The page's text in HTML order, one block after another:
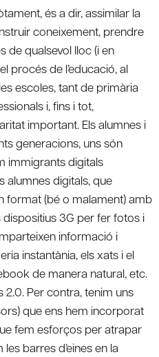
és a dir, assimilar la
coneixement, prendre
de qualsevol lloc (i en
procés de l’educació, al
escoles, tant de primària
i, fins i tot,
important. Els alumnes i
generacions, uns són
immigrants digitals
alumnes digitals, que
format (bé o malament) amb
dispositius 3G per fer fotos i
informació i
instantània, els xats i el
de manera natural, etc.
2.0. Per contra, tenim uns
que ens hem incorporat
fem esforços per atrapar
barres d’eines en la